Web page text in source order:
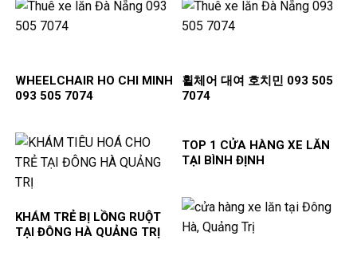
WHEELCHAIR HO CHI MINH
093 505 7074
휠체어 대여 호치민 093 505
7074
KHÁM TRẺ BỊ LỒNG RUỘT
TẠI ĐÔNG HÀ QUẢNG TRỊ
TOP 1 CỬA HÀNG XE LĂN
TẠI BÌNH ĐỊNH